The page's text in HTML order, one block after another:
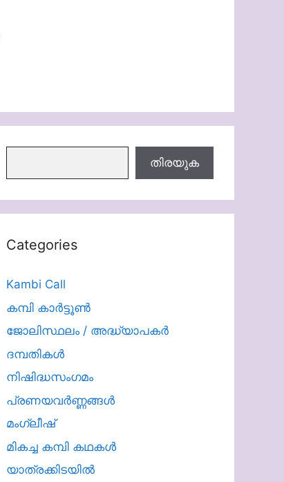
തിരയുക
Categories
Kambi Call
കമ്പി കാർട്ടൂൺ
ജോലിസ്ഥലം / അദ്ധ്യാപകർ
ദമ്പതികള്‍
നിഷിദ്ധസംഗമം
പ്രണയവർണ്ണങ്ങൾ
മംഗ്ലീഷ്
മികച്ച കമ്പി കഥകൾ
യാത്രക്കിടയില്‍